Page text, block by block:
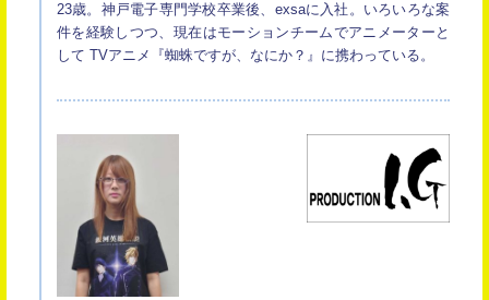
23歳。神戸電子専門学校卒業後、exsaに入社。いろいろな案
件を経験しつつ、現在はモーションチームでアニメーターと
して TVアニメ『蜘蛛ですが、なにか？』に携わっている。